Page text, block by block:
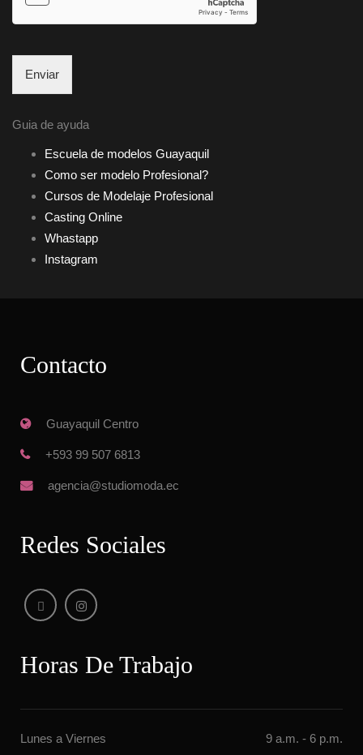
Enviar
Guia de ayuda
Escuela de modelos Guayaquil
Como ser modelo Profesional?
Cursos de Modelaje Profesional
Casting Online
Whastapp
Instagram
Contacto
Guayaquil Centro
+593 99 507 6813
agencia@studiomoda.ec
Redes Sociale
Horas De Trabajo
Lunes a Vierne 9 a.m. - 6 p.m.